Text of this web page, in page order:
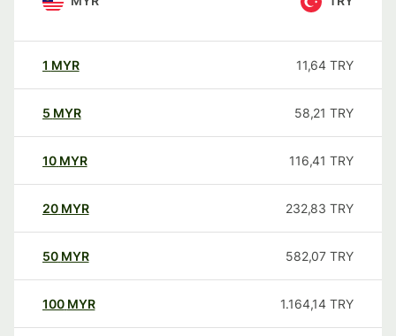
1 MYR 11,64 TRY
5 MYR 58,21 TRY
10 MYR 116,41 TRY
20 MYR 232,83 TRY
50 MYR 582,07 TRY
100 MYR 1.164,14 TRY